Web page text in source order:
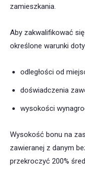
zamieszkania.
Aby zakwalifikować
określone warunki
odległości od
doświadczenia
wysokości
Wysokość bonu na
zawieranej z danym
przekroczyć 200%